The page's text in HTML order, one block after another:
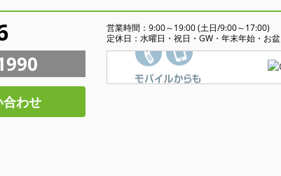
営業時間：9:00～19:00 (土日/9:00～17:00)
定休日：水曜日・祝日・GW・年末年始・お盆
合わせ